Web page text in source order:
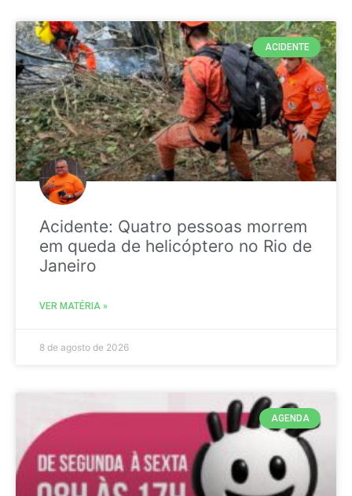
ACIDENTE
Acidente: Quatro pessoas morrem
em queda de helicóptero no Rio de
Janeiro
VER MATÉRIA »
8 de agosto de 2026
AGENDA